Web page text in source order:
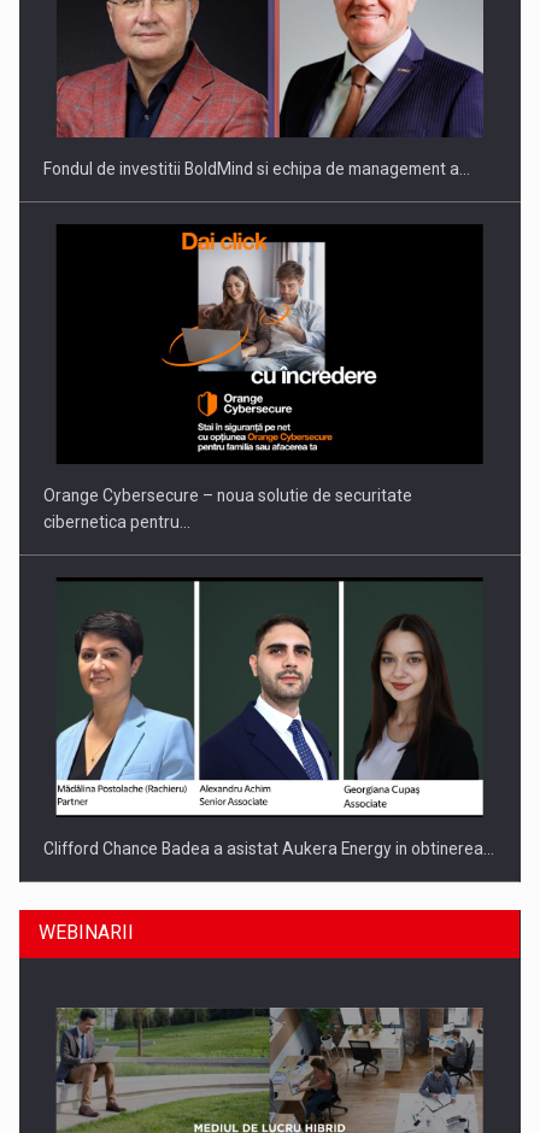
Fondul de investitii BoldMind si echipa de management a…
Orange Cybersecure – noua solutie de securitate
cibernetica pentru…
Clifford Chance Badea a asistat Aukera Energy in obtinerea…
WEBINARII